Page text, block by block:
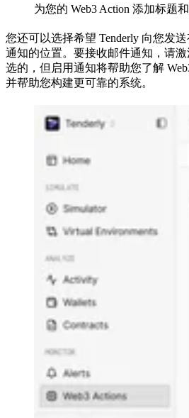
为您的 Web3 Action 添加标题
您还可以选择希望 Tenderly 向您发送
通知的位置。要接收邮件通知，请
选的，但启用通知将帮助您了解
并帮助您构建更可靠的系统。